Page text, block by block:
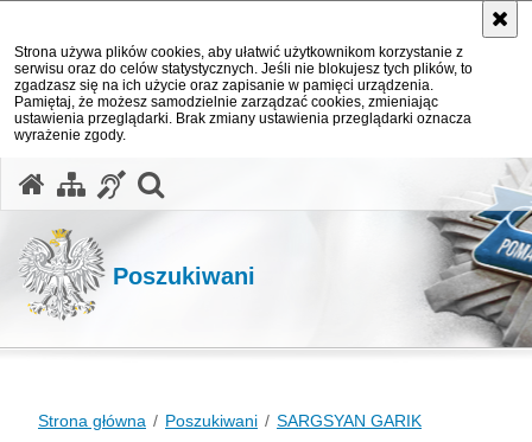
Strona używa plików cookies, aby ułatwić użytkownikom korzystanie z
serwisu oraz do celów statystycznych. Jeśli nie blokujesz tych plików, to
zgadzasz się na ich użycie oraz zapisanie w pamięci urządzenia.
Pamiętaj, że możesz samodzielnie zarządzać cookies, zmieniając
ustawienia przeglądarki. Brak zmiany ustawienia przeglądarki oznacza
wyrażenie zgody.
Poszukiwani
Strona główna Poszukiwani SARGSYAN GARIK